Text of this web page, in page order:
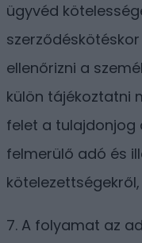
ügyvéd
ellenőrizni a
külön tájékoztatni
felet a tulajdonjog
felmerülő adó és
7. A folyamat az